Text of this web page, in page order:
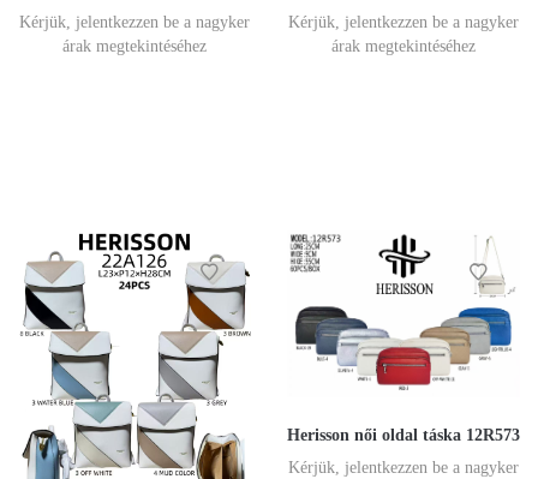
Kérjük, jelentkezzen be a nagyker
árak megtekintéséhez
Kérjük, jelentkezzen be a nagyker
árak megtekintéséhez
Herisson női oldal táska 12R573
Kérjük, jelentkezzen be a nagyker